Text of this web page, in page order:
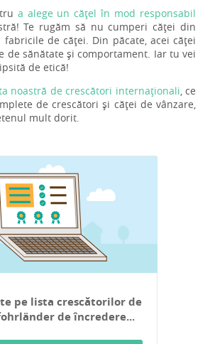
a alege un cățel în mod responsabil
Te rugăm să nu cumperi căței din
de căței. Din păcate, acei căței
de sănătate și comportament. Iar tu vei
de etică!
noastră de crescători internaționali, ce
de crescători și căței de vânzare,
mult dorit.
pe lista crescătorilor de
de încredere...